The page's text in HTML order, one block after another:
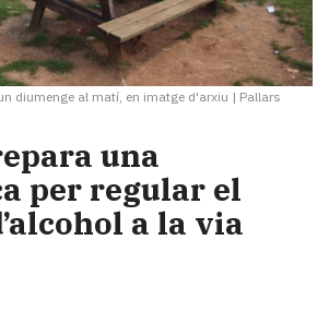
diumenge al matí, en imatge d'arxiu | Pallars
una
per regular el
a la via